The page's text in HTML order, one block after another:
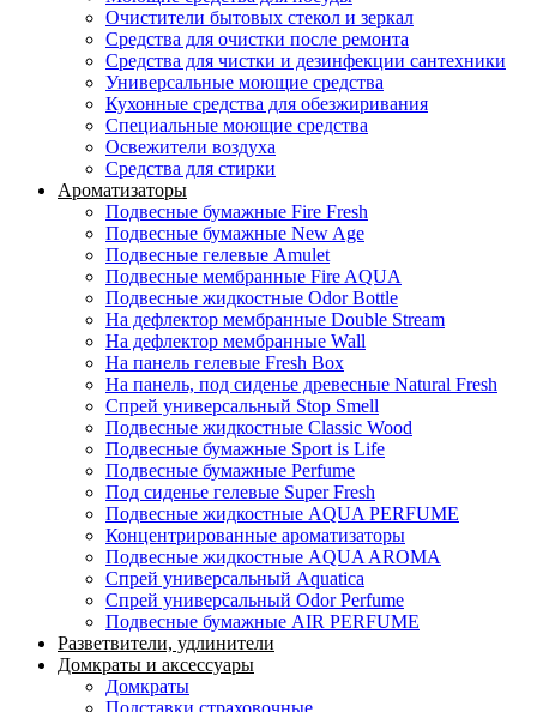
Очистители бытовых стекол и зеркал
Средства для очистки после ремонта
Средства для чистки и дезинфекции сантехники
Универсальные моющие средства
Кухонные средства для обезжиривания
Специальные моющие средства
Освежители воздуха
Средства для стирки
Ароматизаторы
Подвесные бумажные Fire Fresh
Подвесные бумажные New Age
Подвесные гелевые Amulet
Подвесные мембранные Fire AQUA
Подвесные жидкостные Odor Bottle
На дефлектор мембранные Double Stream
На дефлектор мембранные Wall
На панель гелевые Fresh Box
На панель, под сиденье древесные Natural Fresh
Спрей универсальный Stop Smell
Подвесные жидкостные Classic Wood
Подвесные бумажные Sport is Life
Подвесные бумажные Perfume
Под сиденье гелевые Super Fresh
Подвесные жидкостные AQUA PERFUME
Концентрированные ароматизаторы
Подвесные жидкостные AQUA AROMA
Спрей универсальный Aquatica
Спрей универсальный Odor Perfume
Подвесные бумажные AIR PERFUME
Разветвители, удлинители
Домкраты и аксессуары
Домкраты
Подставки страховочные